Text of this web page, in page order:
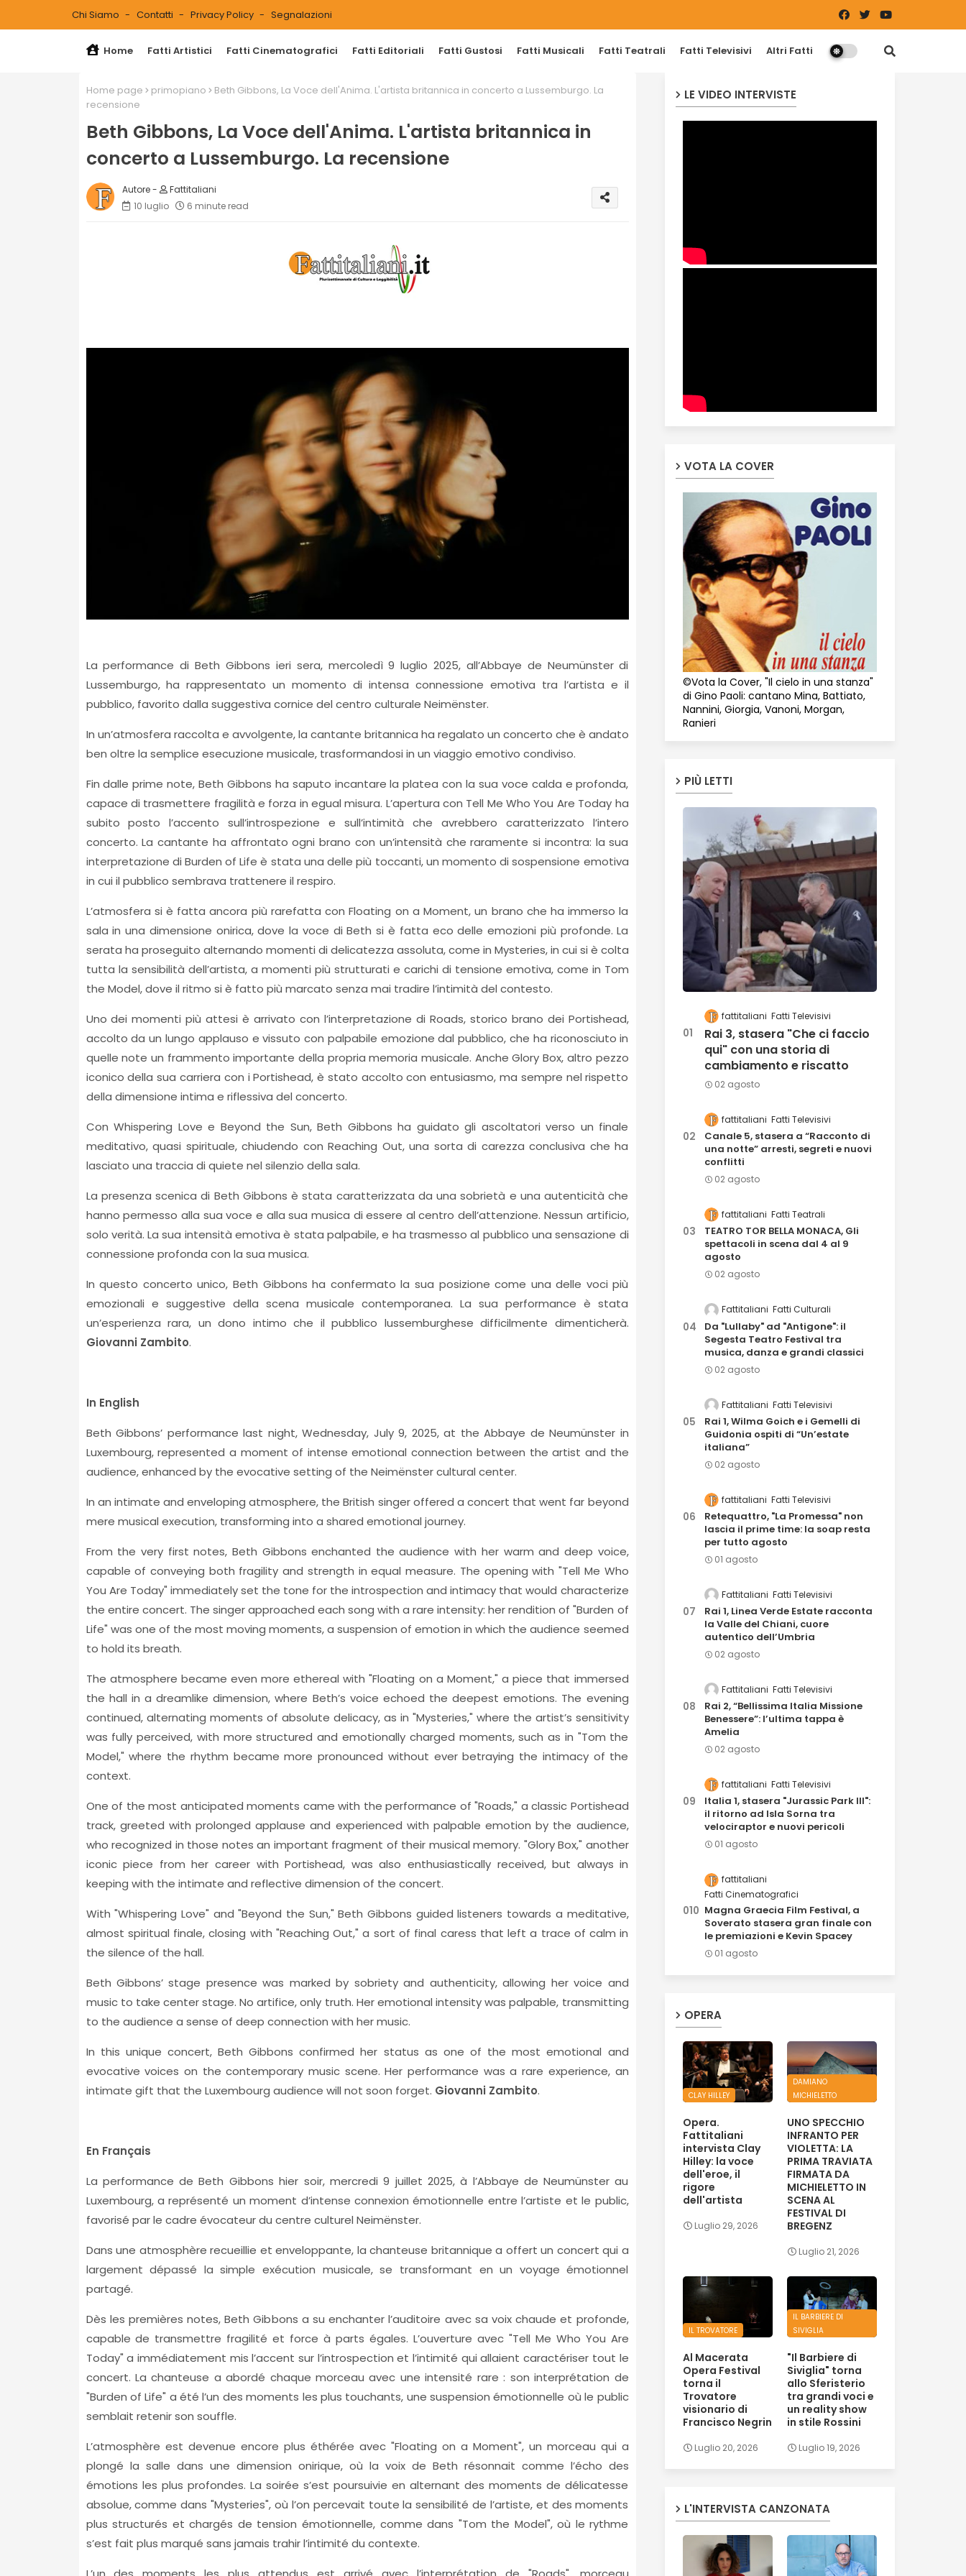
Chi Siamo Contatti Privacy Policy Segnalazioni
Home Fatti Artistici Fatti Cinematografici Fatti Editoriali Fatti Gustosi Fatti Musicali Fatti Teatrali Fatti Televisivi Altri Fatti
Home page primopiano
Beth Gibbons, La Voce dell'Anima. L'artista britannica in concerto a Lussemburgo. La
recensione
Beth Gibbons, La Voce dell'Anima. L'artista britannica in
concerto a Lussemburgo. La recensione
Fattitaliani
10 luglio
6 minute read
La performance di Beth Gibbons ieri sera, mercoledì 9 luglio 2025, all’Abbaye de Neumünster di
Lussemburgo, ha rappresentato un momento di intensa connessione emotiva tra l’artista e il
pubblico, favorito dalla suggestiva cornice del centro culturale Neimënster.
In un’atmosfera raccolta e avvolgente, la cantante britannica ha regalato un concerto che è andato
ben oltre la semplice esecuzione musicale, trasformandosi in un viaggio emotivo condiviso.
Fin dalle prime note, Beth Gibbons ha saputo incantare la platea con la sua voce calda e profonda,
capace di trasmettere fragilità e forza in egual misura. L’apertura con Tell Me Who You Are Today ha
subito posto l’accento sull’introspezione e sull’intimità che avrebbero caratterizzato l’intero
concerto. La cantante ha affrontato ogni brano con un’intensità che raramente si incontra: la sua
interpretazione di Burden of Life è stata una delle più toccanti, un momento di sospensione emotiva
in cui il pubblico sembrava trattenere il respiro.
L’atmosfera si è fatta ancora più rarefatta con Floating on a Moment, un brano che ha immerso la
sala in una dimensione onirica, dove la voce di Beth si è fatta eco delle emozioni più profonde. La
serata ha proseguito alternando momenti di delicatezza assoluta, come in Mysteries, in cui si è colta
tutta la sensibilità dell’artista, a momenti più strutturati e carichi di tensione emotiva, come in Tom
the Model, dove il ritmo si è fatto più marcato senza mai tradire l’intimità del contesto.
Uno dei momenti più attesi è arrivato con l’interpretazione di Roads, storico brano dei Portishead,
accolto da un lungo applauso e vissuto con palpabile emozione dal pubblico, che ha riconosciuto in
quelle note un frammento importante della propria memoria musicale. Anche Glory Box, altro pezzo
iconico della sua carriera con i Portishead, è stato accolto con entusiasmo, ma sempre nel rispetto
della dimensione intima e riflessiva del concerto.
Con Whispering Love e Beyond the Sun, Beth Gibbons ha guidato gli ascoltatori verso un finale
meditativo, quasi spirituale, chiudendo con Reaching Out, una sorta di carezza conclusiva che ha
lasciato una traccia di quiete nel silenzio della sala.
La presenza scenica di Beth Gibbons è stata caratterizzata da una sobrietà e una autenticità che
hanno permesso alla sua voce e alla sua musica di essere al centro dell’attenzione. Nessun artificio,
solo verità. La sua intensità emotiva è stata palpabile, e ha trasmesso al pubblico una sensazione di
connessione profonda con la sua musica.
In questo concerto unico, Beth Gibbons ha confermato la sua posizione come una delle voci più
emozionali e suggestive della scena musicale contemporanea. La sua performance è stata
un’esperienza rara, un dono intimo che il pubblico lussemburghese difficilmente dimenticherà.
Giovanni Zambito.
In English
Beth Gibbons’ performance last night, Wednesday, July 9, 2025, at the Abbaye de Neumünster in
Luxembourg, represented a moment of intense emotional connection between the artist and the
audience, enhanced by the evocative setting of the Neimënster cultural center.
In an intimate and enveloping atmosphere, the British singer offered a concert that went far beyond
mere musical execution, transforming into a shared emotional journey.
From the very first notes, Beth Gibbons enchanted the audience with her warm and deep voice,
capable of conveying both fragility and strength in equal measure. The opening with "Tell Me Who
You Are Today" immediately set the tone for the introspection and intimacy that would characterize
the entire concert. The singer approached each song with a rare intensity: her rendition of "Burden of
Life" was one of the most moving moments, a suspension of emotion in which the audience seemed
to hold its breath.
The atmosphere became even more ethereal with "Floating on a Moment," a piece that immersed
the hall in a dreamlike dimension, where Beth’s voice echoed the deepest emotions. The evening
continued, alternating moments of absolute delicacy, as in "Mysteries," where the artist’s sensitivity
was fully perceived, with more structured and emotionally charged moments, such as in "Tom the
Model," where the rhythm became more pronounced without ever betraying the intimacy of the
context.
One of the most anticipated moments came with the performance of "Roads," a classic Portishead
track, greeted with prolonged applause and experienced with palpable emotion by the audience,
who recognized in those notes an important fragment of their musical memory. "Glory Box," another
iconic piece from her career with Portishead, was also enthusiastically received, but always in
keeping with the intimate and reflective dimension of the concert.
With "Whispering Love" and "Beyond the Sun," Beth Gibbons guided listeners towards a meditative,
almost spiritual finale, closing with "Reaching Out," a sort of final caress that left a trace of calm in
the silence of the hall.
Beth Gibbons’ stage presence was marked by sobriety and authenticity, allowing her voice and
music to take center stage. No artifice, only truth. Her emotional intensity was palpable, transmitting
to the audience a sense of deep connection with her music.
In this unique concert, Beth Gibbons confirmed her status as one of the most emotional and
evocative voices on the contemporary music scene. Her performance was a rare experience, an
intimate gift that the Luxembourg audience will not soon forget. Giovanni Zambito.
En Français
La performance de Beth Gibbons hier soir, mercredi 9 juillet 2025, à l’Abbaye de Neumünster au
Luxembourg, a représenté un moment d’intense connexion émotionnelle entre l’artiste et le public,
favorisé par le cadre évocateur du centre culturel Neimënster.
Dans une atmosphère recueillie et enveloppante, la chanteuse britannique a offert un concert qui a
largement dépassé la simple exécution musicale, se transformant en un voyage émotionnel
partagé.
Dès les premières notes, Beth Gibbons a su enchanter l’auditoire avec sa voix chaude et profonde,
capable de transmettre fragilité et force à parts égales. L’ouverture avec "Tell Me Who You Are
Today" a immédiatement mis l’accent sur l’introspection et l’intimité qui allaient caractériser tout le
concert. La chanteuse a abordé chaque morceau avec une intensité rare : son interprétation de
"Burden of Life" a été l’un des moments les plus touchants, une suspension émotionnelle où le public
semblait retenir son souffle.
L’atmosphère est devenue encore plus éthérée avec "Floating on a Moment", un morceau qui a
plongé la salle dans une dimension onirique, où la voix de Beth résonnait comme l’écho des
émotions les plus profondes. La soirée s’est poursuivie en alternant des moments de délicatesse
absolue, comme dans "Mysteries", où l’on percevait toute la sensibilité de l’artiste, et des moments
plus structurés et chargés de tension émotionnelle, comme dans "Tom the Model", où le rythme
s’est fait plus marqué sans jamais trahir l’intimité du contexte.
LE VIDEO INTERVISTE
VOTA LA COVER
©Vota la Cover, "Il cielo in una stanza"
di Gino Paoli: cantano Mina, Battiato,
Nannini, Giorgia, Vanoni, Morgan,
Ranieri
PIÙ LETTI
fattitaliani Fatti Televisivi
Rai 3, stasera "Che ci faccio
qui" con una storia di
cambiamento e riscatto
02 agosto
fattitaliani Fatti Televisivi
Canale 5, stasera a “Racconto di
una notte” arresti, segreti e nuovi
conflitti
02 agosto
fattitaliani Fatti Teatrali
TEATRO TOR BELLA MONACA, Gli
spettacoli in scena dal 4 al 9
agosto
02 agosto
Fattitaliani Fatti Culturali
Da "Lullaby" ad "Antigone": il
Segesta Teatro Festival tra
musica, danza e grandi classici
02 agosto
Fattitaliani Fatti Televisivi
Rai 1, Wilma Goich e i Gemelli di
Guidonia ospiti di “Un’estate
italiana”
02 agosto
fattitaliani Fatti Televisivi
Retequattro, "La Promessa" non
lascia il prime time: la soap resta
per tutto agosto
01 agosto
Fattitaliani Fatti Televisivi
Rai 1, Linea Verde Estate racconta
la Valle del Chiani, cuore
autentico dell’Umbria
02 agosto
Fattitaliani Fatti Televisivi
Rai 2, “Bellissima Italia Missione
Benessere”: l’ultima tappa è
Amelia
02 agosto
fattitaliani Fatti Televisivi
Italia 1, stasera "Jurassic Park III":
il ritorno ad Isla Sorna tra
velociraptor e nuovi pericoli
01 agosto
fattitaliani
Fatti Cinematografici
Magna Graecia Film Festival, a
Soverato stasera gran finale con
le premiazioni e Kevin Spacey
01 agosto
OPERA
CLAY HILLEY
Opera.
Fattitaliani
intervista Clay
Hilley: la voce
dell'eroe, il
rigore
dell'artista
Luglio 29, 2026
DAMIANO
MICHIELETTO
UNO SPECCHIO
INFRANTO PER
VIOLETTA: LA
PRIMA TRAVIATA
FIRMATA DA
MICHIELETTO IN
SCENA AL
FESTIVAL DI
BREGENZ
Luglio 21, 2026
IL TROVATORE
Al Macerata
Opera Festival
torna il
Trovatore
visionario di
Francisco Negrin
Luglio 20, 2026
IL BARBIERE DI
SIVIGLIA
"Il Barbiere di
Siviglia" torna
allo Sferisterio
tra grandi voci e
un reality show
in stile Rossini
Luglio 19, 2026
L'INTERVISTA CANZONATA